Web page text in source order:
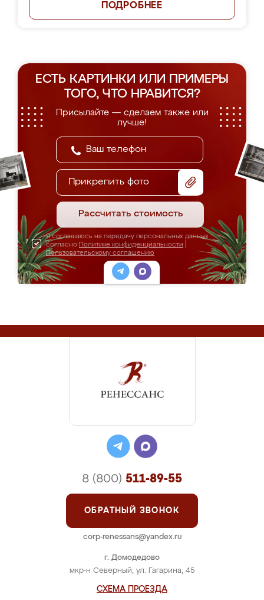
ПОДРОБНЕЕ
ЕСТЬ КАРТИНКИ ИЛИ ПРИМЕРЫ
ТОГО, ЧТО НРАВИТСЯ?
Присылайте — сделаем также или
лучше!
Прикрепить фото
Рассчитать стоимость
Я соглашаюсь на передачу персональных данных
согласно Политике конфиденциальности
Пользовательскому соглашению
г. Домодедово
мкр-н Северный, ул. Гагарина, 45
СХЕМА ПРОЕЗДА
8 (800) 511-89-55
ОБРАТНЫЙ ЗВОНОК
corp-renessans@yandex.ru